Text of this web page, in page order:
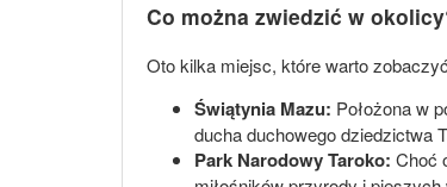
Co można zwiedzić w
Oto kilka miejsc, które warto
Świątynia Mazu: Położona w
ducha duchowego dziedzictwa
Park Narodowy Taroko: Choć